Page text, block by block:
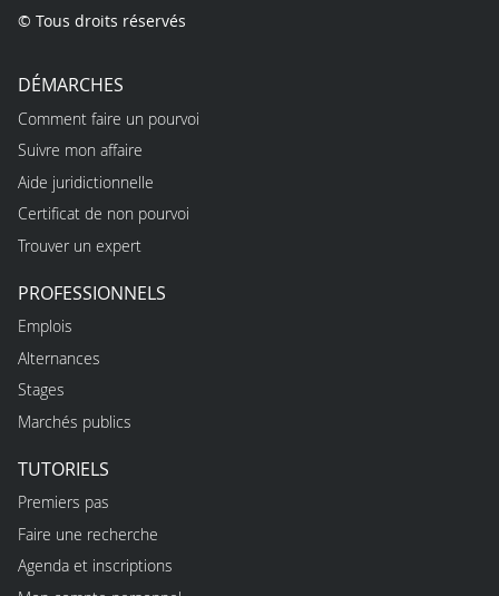
© Tous droits réservés
DÉMARCHES
Comment faire un pourvoi
Suivre mon affaire
Aide juridictionnelle
Certificat de non pourvoi
Trouver un expert
PROFESSIONNELS
Emplois
Alternances
Stages
Marchés publics
TUTORIELS
Premiers pas
Faire une recherche
Agenda et inscriptions